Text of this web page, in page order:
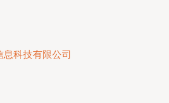
息科技有限公司